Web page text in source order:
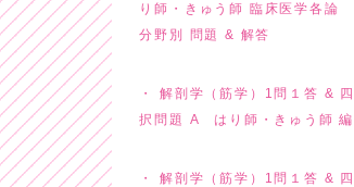
り師・きゅう師 臨床医学各論
分野別 問題 & 解答
解剖学（筋学）1問１答 & 四
択問題 A はり師・きゅう師 編
解剖学（筋学）1問１答 & 四